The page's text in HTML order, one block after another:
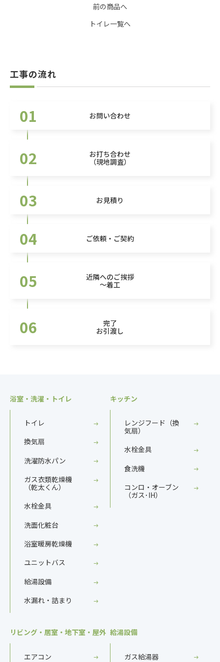
前の商品へ
トイレ一覧へ
工事の流れ
01 お問い合わせ
02
お打ち合わせ
（現地調査）
03 お見積り
04 ご依頼・ご契約
05
近隣へのご挨拶
～着工
06
完了
お引渡し
浴室・洗濯・トイレ
トイレ
換気扇
洗濯防水パン
ガス衣類乾燥機
（乾太くん）
水栓金具
洗面化粧台
浴室暖房乾燥機
ユニットバス
給湯設備
水漏れ・詰まり
キッチン
レンジフード（換
気扇）
水栓金具
食洗機
コンロ・オーブン
（ガス･IH）
リビング・居室・地下室・屋外
エアコン
給湯設備
ガス給湯器